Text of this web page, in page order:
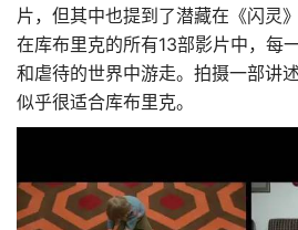
片，但其中也提到了潜藏在《闪灵
在库布里克的所有13部影片中，每
和虐待的世界中游走。拍摄一部讲
似乎很适合库布里克。